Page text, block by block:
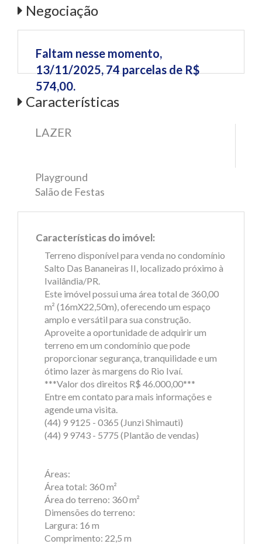
Negociação
Faltam nesse momento,
13/11/2025, 74 parcelas de R$
574,00.
Características
LAZER
Playground
Salão de Festas
Características do imóvel:
Terreno disponível para venda no condomínio
Salto Das Bananeiras II, localizado próximo à
Ivailândia/PR.
Este imóvel possui uma área total de 360,00
m² (16mX22,50m), oferecendo um espaço
amplo e versátil para sua construção.
Aproveite a oportunidade de adquirir um
terreno em um condomínio que pode
proporcionar segurança, tranquilidade e um
ótimo lazer às margens do Rio Ivaí.
***Valor dos direitos R$ 46.000,00***
Entre em contato para mais informações e
agende uma visita.
(44) 9 9125 - 0365 (Junzi Shimauti)
(44) 9 9743 - 5775 (Plantão de vendas)
Áreas:
Área total: 360 m²
Área do terreno: 360 m²
Dimensões do terreno:
Largura: 16 m
Comprimento: 22,5 m